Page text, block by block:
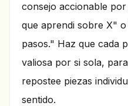
consejo accionable
que aprendi sobre X"
pasos." Haz que cada
valiosa por si sola,
repostee piezas
sentido.